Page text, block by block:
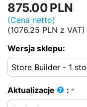
875.00PLN
(Cena netto)
(1076.25 PLN z VAT)
Wersja sklepu:
Aktualizacje :